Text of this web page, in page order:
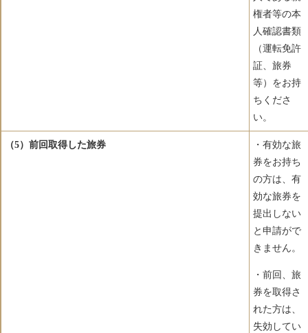
権者等の本
人確認書類
（運転免許
証、旅券
等）をお持
ちくださ
い。
（5）前回取得した旅券
・有効な旅
券をお持ち
の方は、有
効な旅券を
提出しない
と申請がで
きません。
・前回、旅
券を取得さ
れた方は、
失効してい